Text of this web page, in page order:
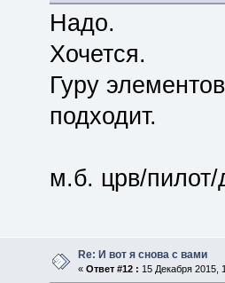
Надо.
Хочется.
Гуру
подходит.
м.б. црв/пилот/
Re: И вот я снова с вами
«Ответ #12 : 15 Декабря 2015,